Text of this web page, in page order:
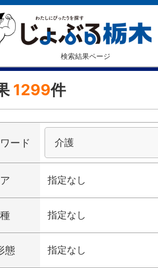
検索結果ページ
1299件
ード
指定なし
指定なし
態 指定なし